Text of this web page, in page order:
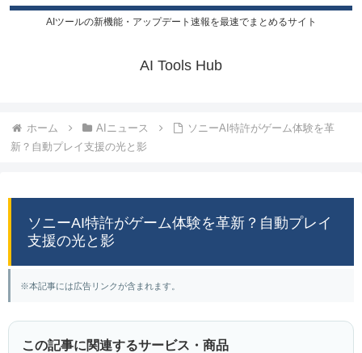
AIツールの新機能・アップデート速報を最速でまとめるサイト
AI Tools Hub
ホーム AIニュース
ソニーAI特許がゲーム体験を革
新？自動プレイ支援の光と影
ソニーAI特許がゲーム体験を革新？自動プレイ
支援の光と影
※本記事には広告リンクが含まれます。
この記事に関連するサービス・商品